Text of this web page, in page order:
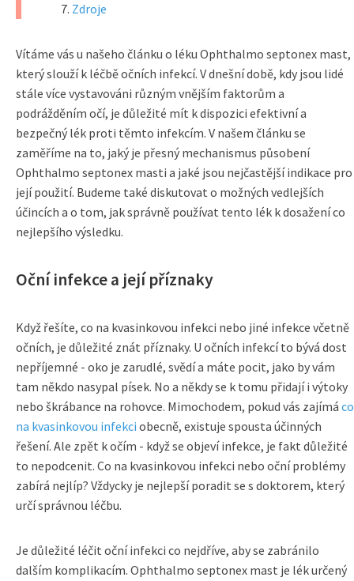
Zdroje
Vítáme vás u našeho článku o léku Ophthalmo septonex mast,
který slouží k léčbě očních infekcí. V dnešní době, kdy jsou lidé
stále více vystavováni různým vnějším faktorům a
podrážděním očí, je důležité mít k dispozici efektivní a
bezpečný lék proti těmto infekcím. V našem článku se
zaměříme na to, jaký je přesný mechanismus působení
Ophthalmo septonex masti a jaké jsou nejčastější indikace pro
její použití. Budeme také diskutovat o možných vedlejších
účincích a o tom, jak správně používat tento lék k dosažení co
nejlepšího výsledku.
Oční infekce a její příznaky
Když řešíte, co na kvasinkovou infekci nebo jiné infekce včetně
očních, je důležité znát příznaky. U očních infekcí to bývá dost
nepříjemné - oko je zarudlé, svědí a máte pocit, jako by vám
tam někdo nasypal písek. No a někdy se k tomu přidají i výtoky
nebo škrábance na rohovce. Mimochodem, pokud vás zajímá co
na kvasinkovou infekci obecně, existuje spousta účinných
řešení. Ale zpět k očím - když se objeví infekce, je fakt důležité
to nepodcenit. Co na kvasinkovou infekci nebo oční problémy
zabírá nejlíp? Vždycky je nejlepší poradit se s doktorem, který
určí správnou léčbu.
Je důležité léčit oční infekci co nejdříve, aby se zabránilo
dalším komplikacím. Ophthalmo septonex mast je lék určený